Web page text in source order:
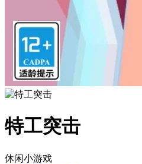
特工突击
休闲小游戏